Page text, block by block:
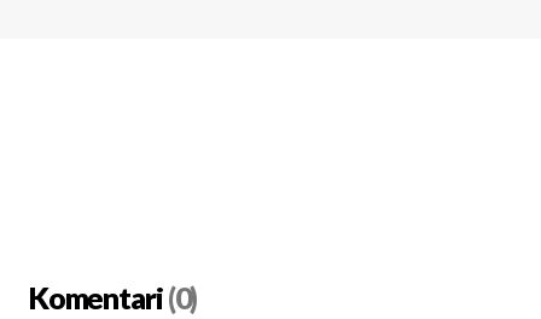
Komentari(0)